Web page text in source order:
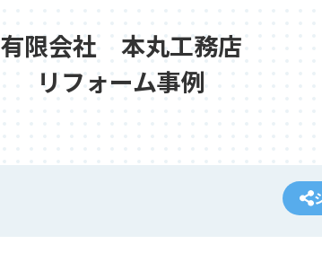
有限会社 本丸工務店
リフォーム事例